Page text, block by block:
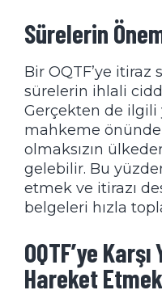
Sürelerin
Bir OQTF’ye itiraz
sürelerin ihlali
Gerçekten de ilgili
mahkeme önünde
olmaksızın
gelebilir. Bu
etmek ve itirazı
belgeleri hızla
OQTF’ye
Hareket Etmek